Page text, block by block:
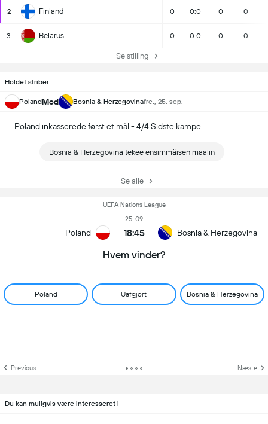
2 Finland 0 0:0 0 0
3 Belarus 0 0:0 0 0
Se stilling
Holdet striber
PolandMod Bosnia & Herzegovinafre., 25. sep.
Poland inkasserede først et mål - 4/4 Sidste kampe
Bosnia & Herzegovina tekee ensimmäisen maalin
Se alle
UEFA Nations League
Poland
25-09
18:45 Bosnia & Herzegovina
Hvem vinder?
Poland Uafgjort Bosnia & Herzegovina
Previous Næste
Du kan muligvis være interesseret i